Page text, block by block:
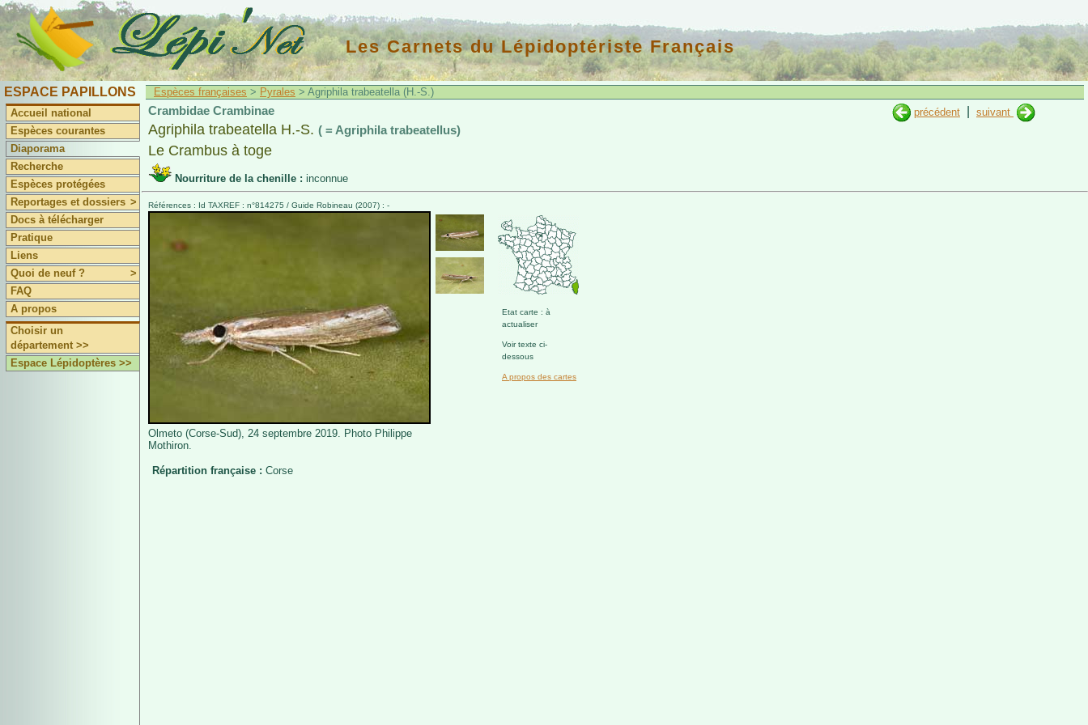
Les Carnets du Lépidoptériste Français
ESPACE PAPILLONS
Accueil national
Espèces courantes
Diaporama
Recherche
Espèces protégées
Reportages et dossiers >
Docs à télécharger
Pratique
Liens
Quoi de neuf ?
>
FAQ
A propos
Choisir un
département >>
Espace Lépidoptères >>
Espèces françaises > Pyrales > Agriphila trabeatella (H.-S.)
précédent
suivant
Crambidae Crambinae
Agriphila trabeatella H.-S. ( = Agriphila trabeatellus)
Le Crambus à toge
Nourriture de la chenille : inconnue
Références : Id TAXREF : n°814275 / Guide Robineau (2007) : -
Olmeto (Corse-Sud), 24 septembre 2019. Photo Philippe
Mothiron.
Etat carte : à
actualiser
Voir texte ci-
dessous
A propos des cartes
Répartition française : Corse